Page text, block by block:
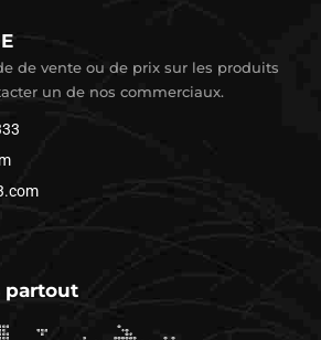
de vente ou de prix sur les produits
un de nos commerciaux.
partout